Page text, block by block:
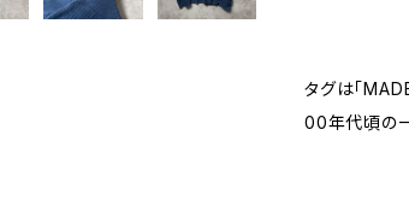
タグは「
00年代頃の